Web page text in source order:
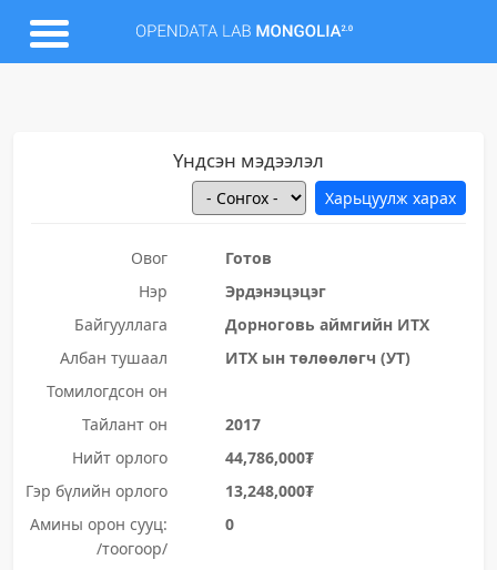
Үндсэн мэдээлэл
Овог
Готов
Нэр
Эрдэнэцэцэг
Байгууллага
Дорноговь аймгийн ИТХ
Албан тушаал
ИТХ ын төлөөлөгч (УТ)
Томилогдсон он
Тайлант он
2017
Нийт орлого
44,786,000₮
Гэр бүлийн орлого
13,248,000₮
Амины орон сууц:
/тоогоор/
0